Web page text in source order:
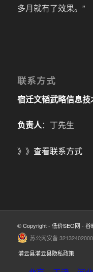
多月就有了效果。”
联系方式
宿迁文韬武略信息技
负责人：丁先生
》》 查看联系方式
© Copyright - 低价SEO网 - 谷
苏公网安备
灌云县灌云县隐私政策